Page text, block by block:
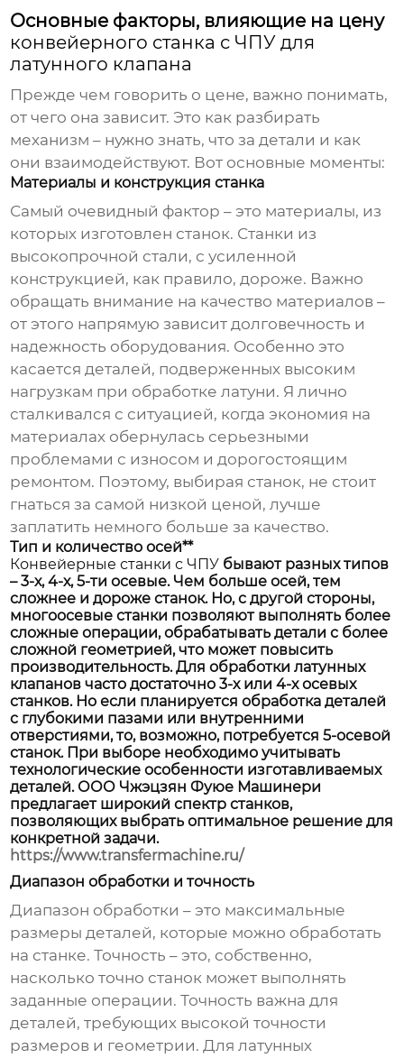
Основные факторы, влияющие на цену
конвейерного станка с ЧПУ для
латунного клапана
Прежде чем говорить о цене, важно понимать,
от чего она зависит. Это как разбирать
механизм – нужно знать, что за детали и как
они взаимодействуют. Вот основные моменты:
Материалы и конструкция станка
Самый очевидный фактор – это материалы, из
которых изготовлен станок. Станки из
высокопрочной стали, с усиленной
конструкцией, как правило, дороже. Важно
обращать внимание на качество материалов –
от этого напрямую зависит долговечность и
надежность оборудования. Особенно это
касается деталей, подверженных высоким
нагрузкам при обработке латуни. Я лично
сталкивался с ситуацией, когда экономия на
материалах обернулась серьезными
проблемами с износом и дорогостоящим
ремонтом. Поэтому, выбирая станок, не стоит
гнаться за самой низкой ценой, лучше
заплатить немного больше за качество.
Тип и количество осей**
Конвейерные станки с ЧПУ бывают разных типов
– 3-х, 4-х, 5-ти осевые. Чем больше осей, тем
сложнее и дороже станок. Но, с другой стороны,
многоосевые станки позволяют выполнять более
сложные операции, обрабатывать детали с более
сложной геометрией, что может повысить
производительность. Для обработки латунных
клапанов часто достаточно 3-х или 4-х осевых
станков. Но если планируется обработка деталей
с глубокими пазами или внутренними
отверстиями, то, возможно, потребуется 5-осевой
станок. При выборе необходимо учитывать
технологические особенности изготавливаемых
деталей. ООО Чжэцзян Фуюе Машинери
предлагает широкий спектр станков,
позволяющих выбрать оптимальное решение для
конкретной задачи.
https://www.transfermachine.ru/
Диапазон обработки и точность
Диапазон обработки – это максимальные
размеры деталей, которые можно обработать
на станке. Точность – это, собственно,
насколько точно станок может выполнять
заданные операции. Точность важна для
деталей, требующих высокой точности
размеров и геометрии. Для латунных